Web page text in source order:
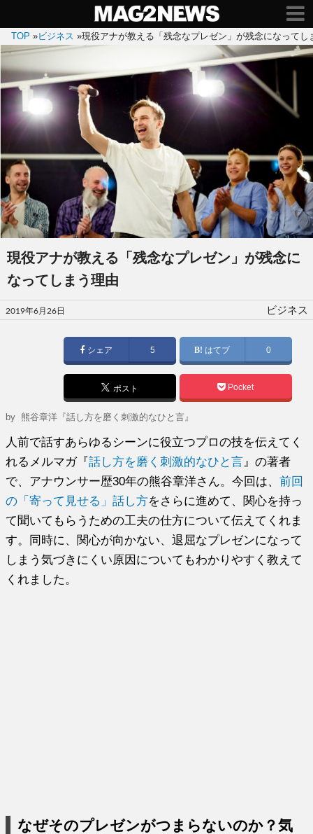
TOP »ビジネス »現役アナが教える「残念なプレゼン」が残念になってし
現役アナが教える「残念なプレゼン」が残念に
なってしまう理由
投
稿
2019年6月26日 ビジネス
シェア 5 はてブ 0
ポスト Pocket
by 熊谷章洋『話し方を磨く刺激的なひと言』
人前で話すあらゆるシーンに役立つプロの技を伝えてく
れるメルマガ『話し方を磨く刺激的なひと言 』の著者
で、アナウンサー歴30年の熊谷章洋さん。今回は、前回
の「寄って見せる」話し方をさらに進めて、関心を持っ
て聞いてもらうための工夫の仕方について伝えてくれま
す。同時に、関心が向かない、退屈なプレゼンになって
しまう気づきにくい原因についてもわかりやすく教えて
くれました。
なぜそのプレゼンがつまらないのか？気